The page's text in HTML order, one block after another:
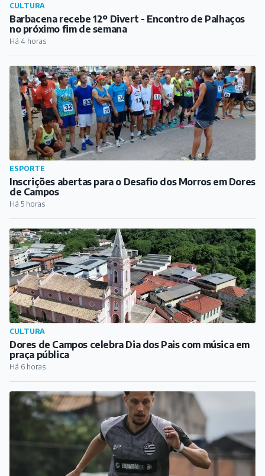
CULTURA
Barbacena recebe 12º Divert - Encontro de Palhaços
no próximo fim de semana
Há 4 horas
ESPORTE
Inscrições abertas para o Desafio dos Morros em Dores
de Campos
Há 5 horas
CULTURA
Dores de Campos celebra Dia dos Pais com música em
praça pública
Há 6 horas